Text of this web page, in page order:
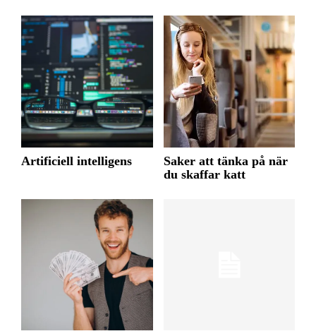
Artificiell intelligens
Saker att tänka på när
du skaffar katt